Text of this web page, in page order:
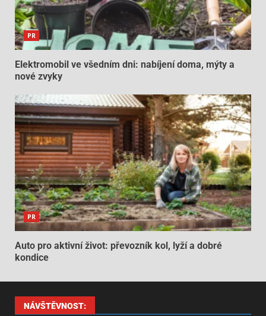
PR
Elektromobil ve všedním dni: nabíjení doma, mýty a
nové zvyky
PR
Auto pro aktivní život: převozník kol, lyží a dobré
kondice
NÁVŠTĚVNOST: